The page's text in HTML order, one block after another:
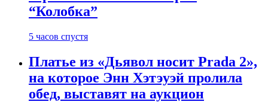
“Колобка”
5 часов спустя
Платье из «Дьявол носит Prada 2»,
на которое Энн Хэтэуэй пролила
обед, выставят на аукцион